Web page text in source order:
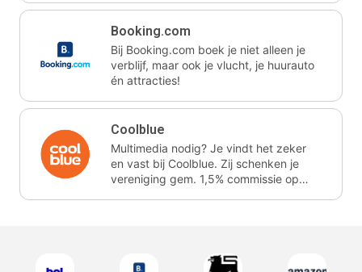
Booking.com
Bij Booking.com boek je niet alleen je
verblijf, maar ook je vlucht, je huurauto
én attracties!
Coolblue
Multimedia nodig? Je vindt het zeker
en vast bij Coolblue. Zij schenken je
vereniging gem. 1,5% commissie op